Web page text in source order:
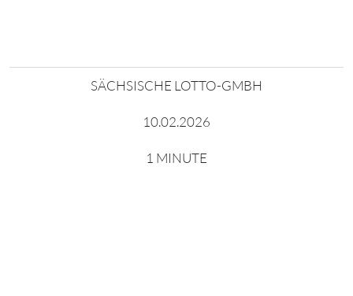
SÄCHSISCHE LOTTO-GMBH
10.02.2026
1 MINUTE